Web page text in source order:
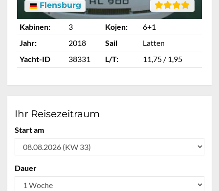
Flensburg
Kabinen: 3 Kojen:
6+1
Jahr:
2018 Sail
Latten
Yacht-ID
38331 L/T: 11,75 / 1,95
Ihr Reisezeitraum
Start am
Dauer